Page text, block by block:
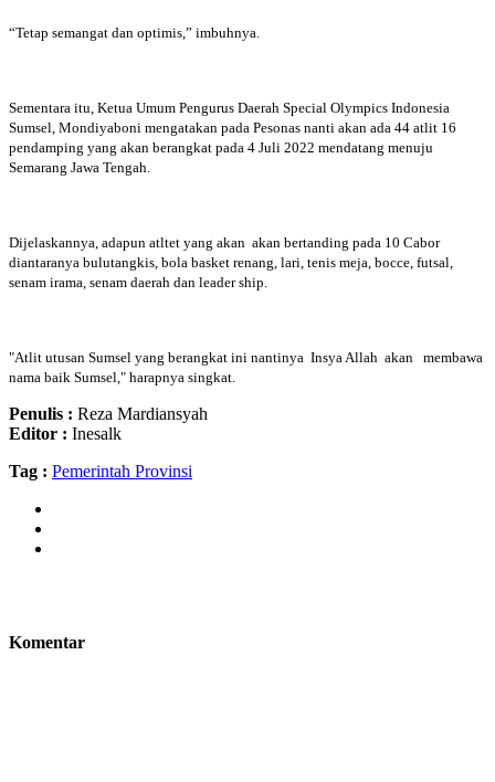
“Tetap semangat dan optimis,” imbuhnya.
Sementara itu, Ketua Umum Pengurus Daerah Special Olympics Indonesia
Sumsel, Mondiyaboni mengatakan pada Pesonas nanti akan ada 44 atlit 16
pendamping yang akan berangkat pada 4 Juli 2022 mendatang menuju
Semarang Jawa Tengah.
Dijelaskannya, adapun atltet yang akan akan bertanding pada 10 Cabor
diantaranya bulutangkis, bola basket renang, lari, tenis meja, bocce, futsal,
senam irama, senam daerah dan leader ship.
"Atlit utusan Sumsel yang berangkat ini nantinya Insya Allah akan membawa
nama baik Sumsel," harapnya singkat.
Penulis : Reza Mardiansyah
Editor : Inesalk
Tag : Pemerintah Provinsi
Komentar